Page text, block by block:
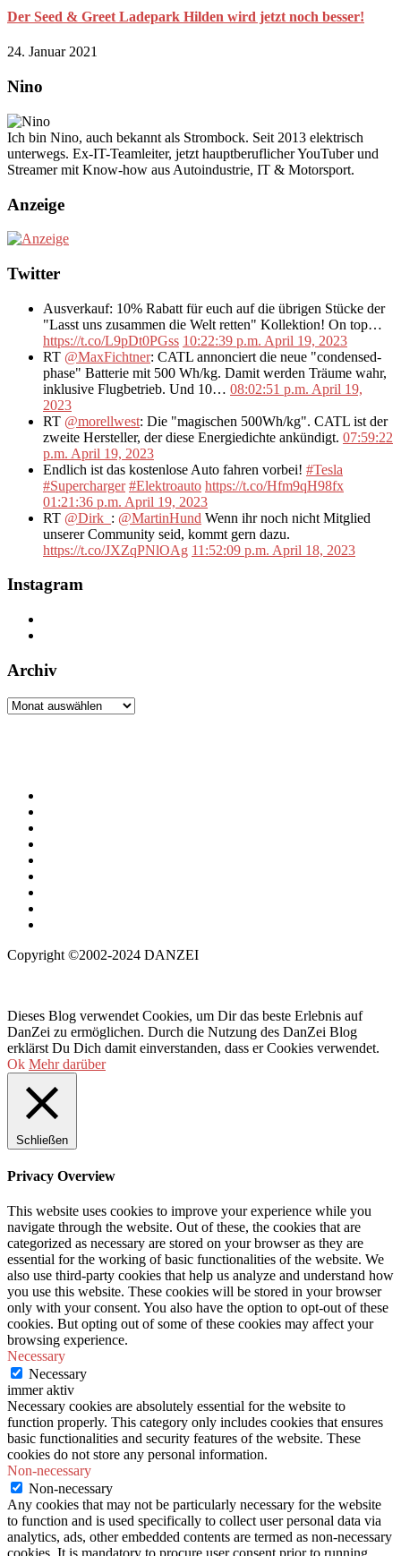
Der Seed & Greet Ladepark Hilden wird jetzt noch besser!
24. Januar 2021
Nino
Ich bin Nino, auch bekannt als Strombock. Seit 2013 elektrisch
unterwegs. Ex-IT-Teamleiter, jetzt hauptberuflicher YouTuber und
Streamer mit Know-how aus Autoindustrie, IT & Motorsport.
Anzeige
Twitter
Ausverkauf: 10% Rabatt für euch auf die übrigen Stücke der
"Lasst uns zusammen die Welt retten" Kollektion! On top…
https://t.co/L9pDt0PGss 10:22:39 p.m. April 19, 2023
RT @MaxFichtner: CATL annonciert die neue "condensed-
phase" Batterie mit 500 Wh/kg. Damit werden Träume wahr,
inklusive Flugbetrieb. Und 10… 08:02:51 p.m. April 19,
2023
RT @morellwest: Die "magischen 500Wh/kg". CATL ist der
zweite Hersteller, der diese Energiedichte ankündigt. 07:59:22
p.m. April 19, 2023
Endlich ist das kostenlose Auto fahren vorbei! #Tesla
#Supercharger #Elektroauto https://t.co/Hfm9qH98fx
01:21:36 p.m. April 19, 2023
RT @Dirk_ : @MartinHund Wenn ihr noch nicht Mitglied
unserer Community seid, kommt gern dazu.
https://t.co/JXZqPNlOAg 11:52:09 p.m. April 18, 2023
Instagram
Archiv
Archiv
Copyright ©2002-2024 DANZEI
Dieses Blog verwendet Cookies, um Dir das beste Erlebnis auf
DanZei zu ermöglichen. Durch die Nutzung des DanZei Blog
erklärst Du Dich damit einverstanden, dass er Cookies verwendet.
Ok Mehr darüber
Schließen
Privacy Overview
This website uses cookies to improve your experience while you
navigate through the website. Out of these, the cookies that are
categorized as necessary are stored on your browser as they are
essential for the working of basic functionalities of the website. We
also use third-party cookies that help us analyze and understand how
you use this website. These cookies will be stored in your browser
only with your consent. You also have the option to opt-out of these
cookies. But opting out of some of these cookies may affect your
browsing experience.
Necessary
Necessary
immer aktiv
Necessary cookies are absolutely essential for the website to
function properly. This category only includes cookies that ensures
basic functionalities and security features of the website. These
cookies do not store any personal information.
Non-necessary
Non-necessary
Any cookies that may not be particularly necessary for the website
to function and is used specifically to collect user personal data via
analytics, ads, other embedded contents are termed as non-necessary